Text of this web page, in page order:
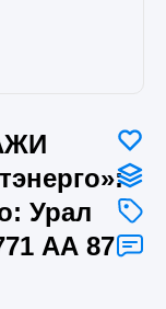
Урал
АА 87